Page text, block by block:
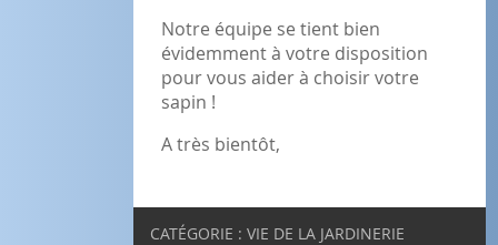
Notre équipe se tient bien
évidemment à votre disposition
pour vous aider à choisir votre
sapin !
A très bientôt,
CATÉGORIE : VIE DE LA JARDINERIE